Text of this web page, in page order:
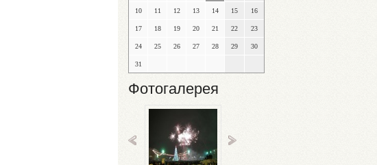
10 11 12 13 14 15 16
17 18 19 20 21 22 23
24 25 26 27 28 29 30
31
Фотогалерея